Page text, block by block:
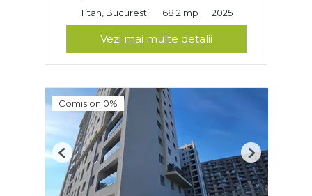
Titan, Bucuresti
68.2 mp 2025
Vezi mai multe detalii
Comision 0%
Previous Next